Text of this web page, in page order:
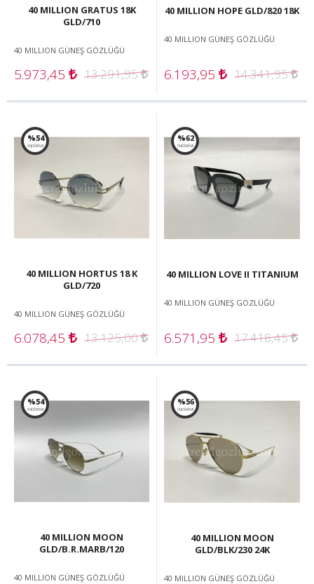
40 MILLION GRATUS 18K
GLD/710
40 MILLION GÜNEŞ GÖZLÜĞÜ
5.973,45 13.291,95
40 MILLION HOPE GLD/820 18K
40 MILLION GÜNEŞ GÖZLÜĞÜ
6.193,95 14.341,95
%54
İNDİRİM!
40 MILLION HORTUS 18 K
GLD/720
40 MILLION GÜNEŞ GÖZLÜĞÜ
6.078,45 13.125,00
%62
İNDİRİM!
40 MILLION LOVE II TITANIUM
40 MILLION GÜNEŞ GÖZLÜĞÜ
6.571,95 17.418,45
%54
İNDİRİM!
40 MILLION MOON
GLD/B.R.MARB/120
40 MILLION GÜNEŞ GÖZLÜĞÜ
%56
İNDİRİM!
40 MILLION MOON
GLD/BLK/230 24K
40 MILLION GÜNEŞ GÖZLÜĞÜ